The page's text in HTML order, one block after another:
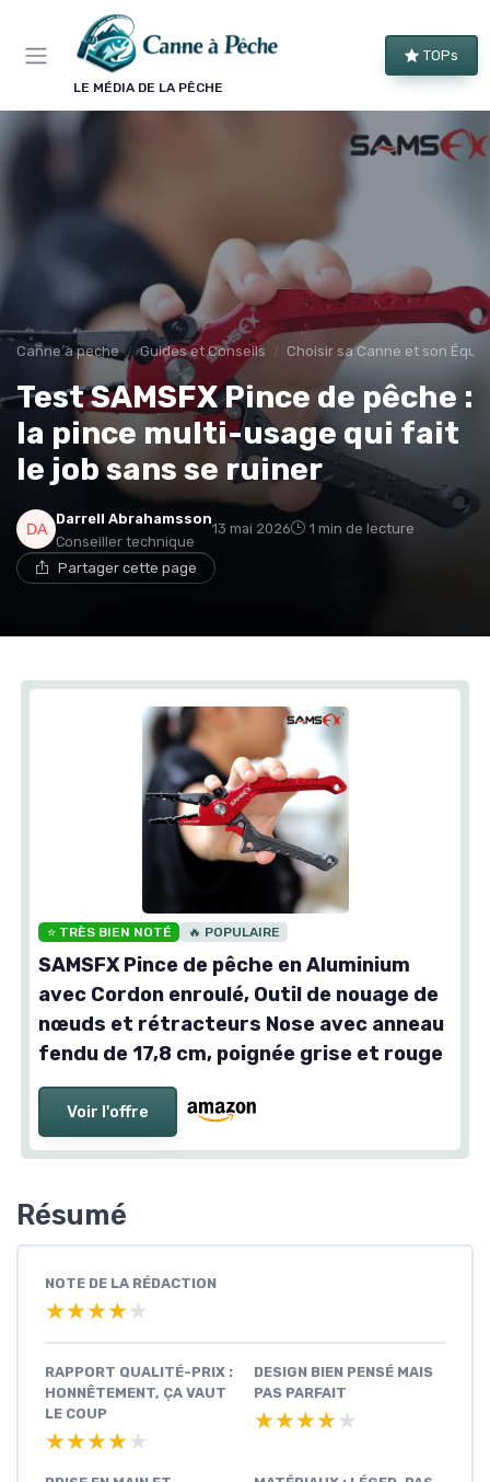
LE MÉDIA DE LA PÊCHE
TOPs
Canne à peche Guides et Conseils Choisir sa Canne et son
Test SAMSFX Pince de pêche :
la pince multi-usage qui fait
le job sans se ruiner
Darrell Abrahamsson
Conseiller technique
13 mai 2026 1 min de lecture
Partager cette page
⭐ TRÈS BIEN NOTÉ 🔥 POPULAIRE
SAMSFX Pince de pêche en Aluminium
avec Cordon enroulé, Outil de nouage de
nœuds et rétracteurs Nose avec anneau
fendu de 17,8 cm, poignée grise et rouge
Voir l'offre
Résumé
NOTE DE LA RÉDACTION
★★★★★
★★★★★
RAPPORT QUALITÉ-PRIX :
HONNÊTEMENT, ÇA VAUT
LE COUP
★★★★★
★★★★★
DESIGN BIEN PENSÉ MAIS
PAS PARFAIT
★★★★★
★★★★★
Panneau de gestion des cookies